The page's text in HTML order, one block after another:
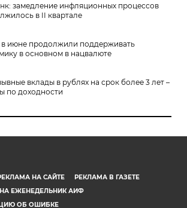
замедление инфляционных процессов
в II квартале
в июне продолжили поддерживать
в основном в нацвалюте
вклады в рублях на срок более 3 лет –
по доходности
НА САЙТЕ
РЕКЛАМА В ГАЗЕТЕ
ЕЖЕНЕДЕЛЬНИК АИФ
ОБ ОШИБКЕ